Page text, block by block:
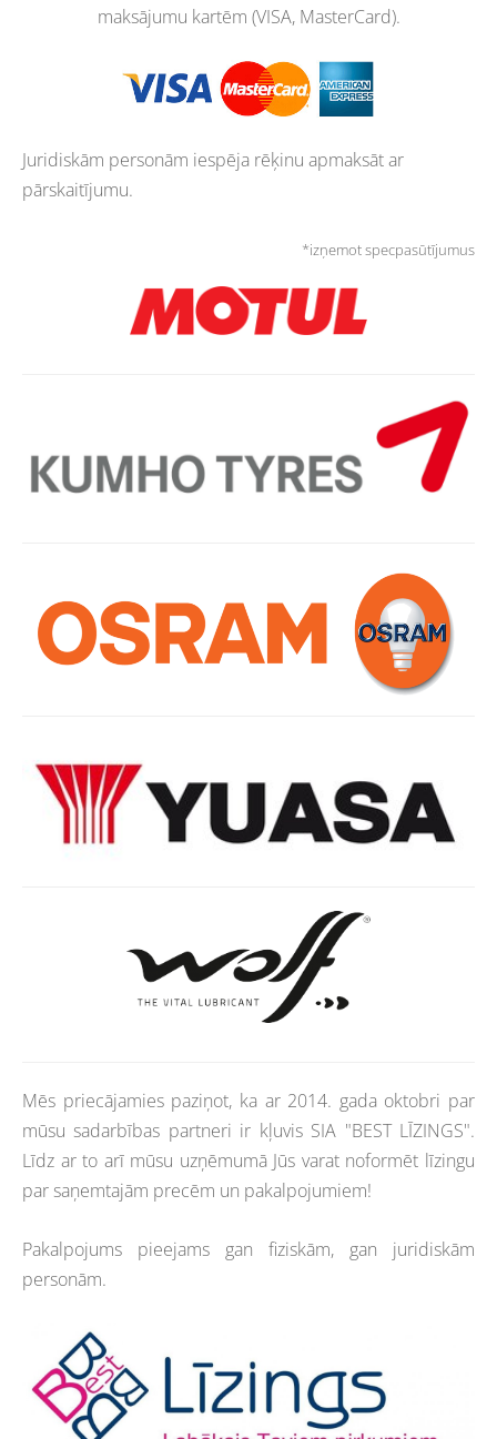
maksājumu kartēm (VISA, MasterCard).
Juridiskām personām iespēja rēķinu apmaksāt ar
pārskaitījumu.
*izņemot specpasūtījumus
Mēs priecājamies paziņot, ka ar 2014. gada oktobri par
mūsu sadarbības partneri ir kļuvis SIA "BEST LĪZINGS".
Līdz ar to arī mūsu uzņēmumā Jūs varat noformēt līzingu
par saņemtajām precēm un pakalpojumiem!
Pakalpojums pieejams gan fiziskām, gan juridiskām
personām.